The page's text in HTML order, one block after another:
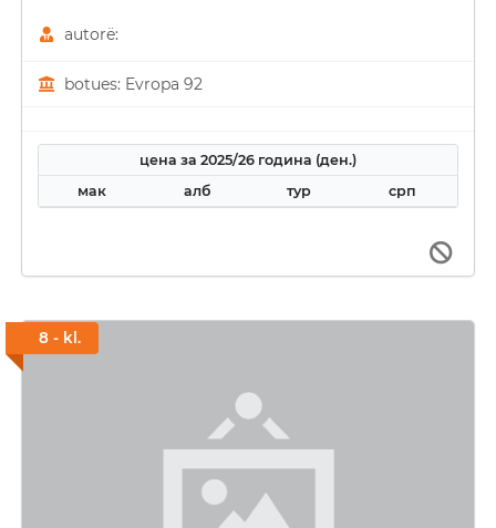
autorë:
botues: Evropa 92
цена за 2025/26 година (ден.)
мак
алб тур срп
8 - kl.